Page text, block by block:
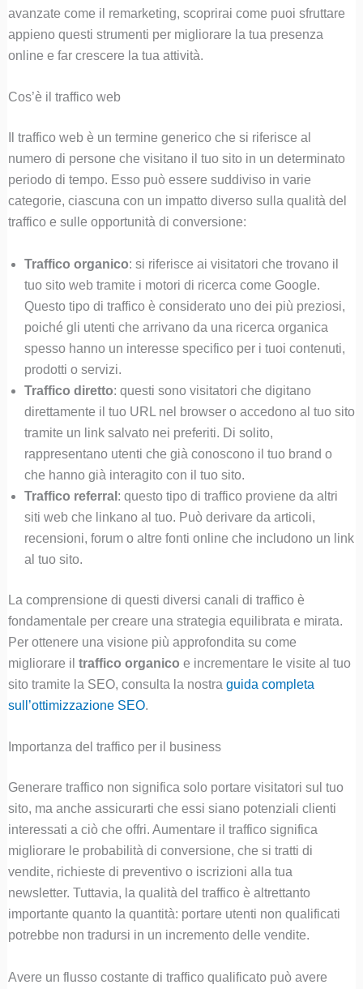
avanzate come il remarketing, scoprirai come puoi sfruttare
appieno questi strumenti per migliorare la tua presenza
online e far crescere la tua attività.
Cos’è il traffico web
Il traffico web è un termine generico che si riferisce al
numero di persone che visitano il tuo sito in un determinato
periodo di tempo. Esso può essere suddiviso in varie
categorie, ciascuna con un impatto diverso sulla qualità del
traffico e sulle opportunità di conversione:
Traffico organico: si riferisce ai visitatori che trovano il
tuo sito web tramite i motori di ricerca come Google.
Questo tipo di traffico è considerato uno dei più preziosi,
poiché gli utenti che arrivano da una ricerca organica
spesso hanno un interesse specifico per i tuoi contenuti,
prodotti o servizi.
Traffico diretto: questi sono visitatori che digitano
direttamente il tuo URL nel browser o accedono al tuo sito
tramite un link salvato nei preferiti. Di solito,
rappresentano utenti che già conoscono il tuo brand o
che hanno già interagito con il tuo sito.
Traffico referral : questo tipo di traffico proviene da altri
siti web che linkano al tuo. Può derivare da articoli,
recensioni, forum o altre fonti online che includono un link
al tuo sito.
La comprensione di questi diversi canali di traffico è
fondamentale per creare una strategia equilibrata e mirata.
Per ottenere una visione più approfondita su come
migliorare il traffico organico e incrementare le visite al tuo
sito tramite la SEO, consulta la nostra guida completa
sull’ottimizzazione SEO.
Importanza del traffico per il business
Generare traffico non significa solo portare visitatori sul tuo
sito, ma anche assicurarti che essi siano potenziali clienti
interessati a ciò che offri. Aumentare il traffico significa
migliorare le probabilità di conversione, che si tratti di
vendite, richieste di preventivo o iscrizioni alla tua
newsletter. Tuttavia, la qualità del traffico è altrettanto
importante quanto la quantità: portare utenti non qualificati
potrebbe non tradursi in un incremento delle vendite.
Avere un flusso costante di traffico qualificato può avere